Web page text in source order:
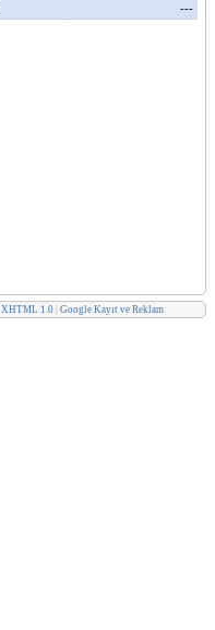
---
XHTML 1.0 Google Kayıt ve Reklam